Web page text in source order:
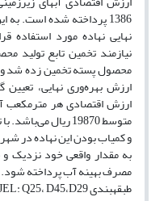
1386 پرداخته شده است.
نیازمند تخمین تابع تولید
ارزش بهره‌وری نهایی،
و کمیاب بودن این نهاده در
به مقدار واقعی خود نزدیک
مصرف بهینه آب پرداخته شود.
طبقه‎بندی JEL: Q25، D45،D29